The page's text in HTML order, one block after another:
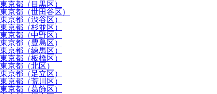
東京都（目黒区）
東京都（世田谷区）
東京都（渋谷区）
東京都（杉並区）
東京都（中野区）
東京都（豊島区）
東京都（練馬区）
東京都（板橋区）
東京都（北区）
東京都（足立区）
東京都（荒川区）
東京都（葛飾区）